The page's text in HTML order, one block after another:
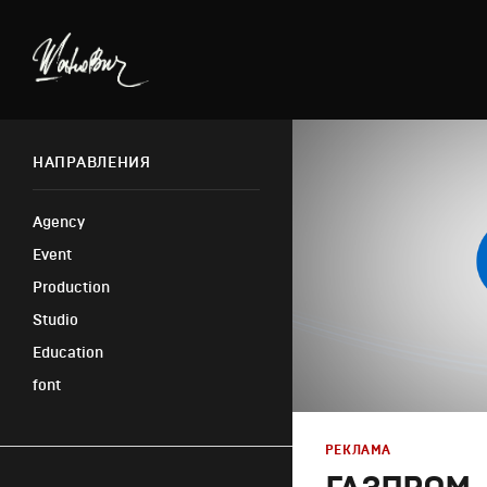
НАПРАВЛЕНИЯ
Agency
Event
Production
Studio
Education
font
РЕКЛАМА